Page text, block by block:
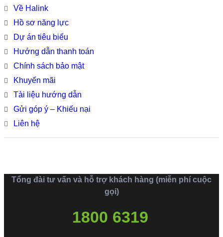
Về Halink
Hồ sơ năng lực
Dự án tiêu biểu
Hướng dẫn thanh toán
Chính sách bảo mật
Khuyến mãi
Tài liệu hướng dẫn
Gửi góp ý – Khiếu nại
Liên hệ
Tổng đài tư vấn và hỗ trợ khách hàng (miễn phí cuộc
gọi)
1800 6319